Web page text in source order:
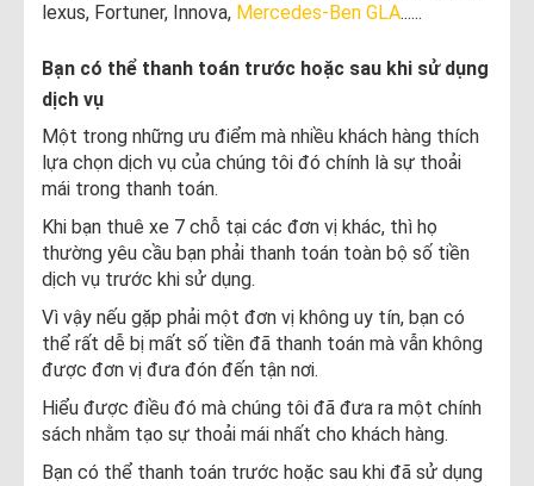
lexus, Fortuner, Innova, Mercedes-Ben GLA......
Bạn có thể thanh toán trước hoặc sau khi sử dụng
dịch vụ
Một trong những ưu điểm mà nhiều khách hàng thích
lựa chọn dịch vụ của chúng tôi đó chính là sự thoải
mái trong thanh toán.
Khi bạn thuê xe 7 chỗ tại các đơn vị khác, thì họ
thường yêu cầu bạn phải thanh toán toàn bộ số tiền
dịch vụ trước khi sử dụng.
Vì vậy nếu gặp phải một đơn vị không uy tín, bạn có
thể rất dễ bị mất số tiền đã thanh toán mà vẫn không
được đơn vị đưa đón đến tận nơi.
Hiểu được điều đó mà chúng tôi đã đưa ra một chính
sách nhằm tạo sự thoải mái nhất cho khách hàng.
Bạn có thể thanh toán trước hoặc sau khi đã sử dụng